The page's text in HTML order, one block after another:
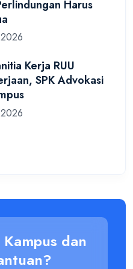
Harus
Kerja RUU
SPK Advokasi
dan